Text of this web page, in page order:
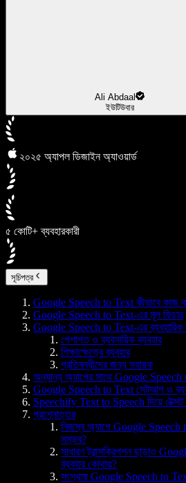
Ali Abdaal
ইউটিউবার
২০২৫ অ্যাপল ডিজাইন অ্যাওয়ার্ড
৫ কোটি+ ব্যবহারকারী
সূচিপত্র
Google Speech to Text কীভাবে কাজ
Google Speech to Text-এর মূল ফিচার
Google Speech to Text-এর ব্যবহারিক
পেশাগত ও ব্যবসায়িক ব্যবহার
শিক্ষাক্ষেত্রে ব্যবহার
প্রতিবন্ধীদের জন্য সহায়ক
অন্যান্য অ্যাপের সাথে Google Speech
Google Speech to Text সেটআপ ও
Speechify Text to Speech দিয়ে
প্রশ্নোত্তর
নিজস্ব অ্যাপে Google Speech
সম্ভব?
সাধারণ ট্রান্সক্রিপশন ছাড়াও
ব্যবহার কোথায়?
সংস্থায় Google Speech to Text